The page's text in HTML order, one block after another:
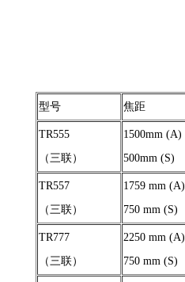
型号 焦距
TR555
（三联）
1500mm (A)
500mm (S)
TR557
（三联）
1759 mm (A)
750 mm (S)
TR777
（三联）
2250 mm (A)
750 mm (S)